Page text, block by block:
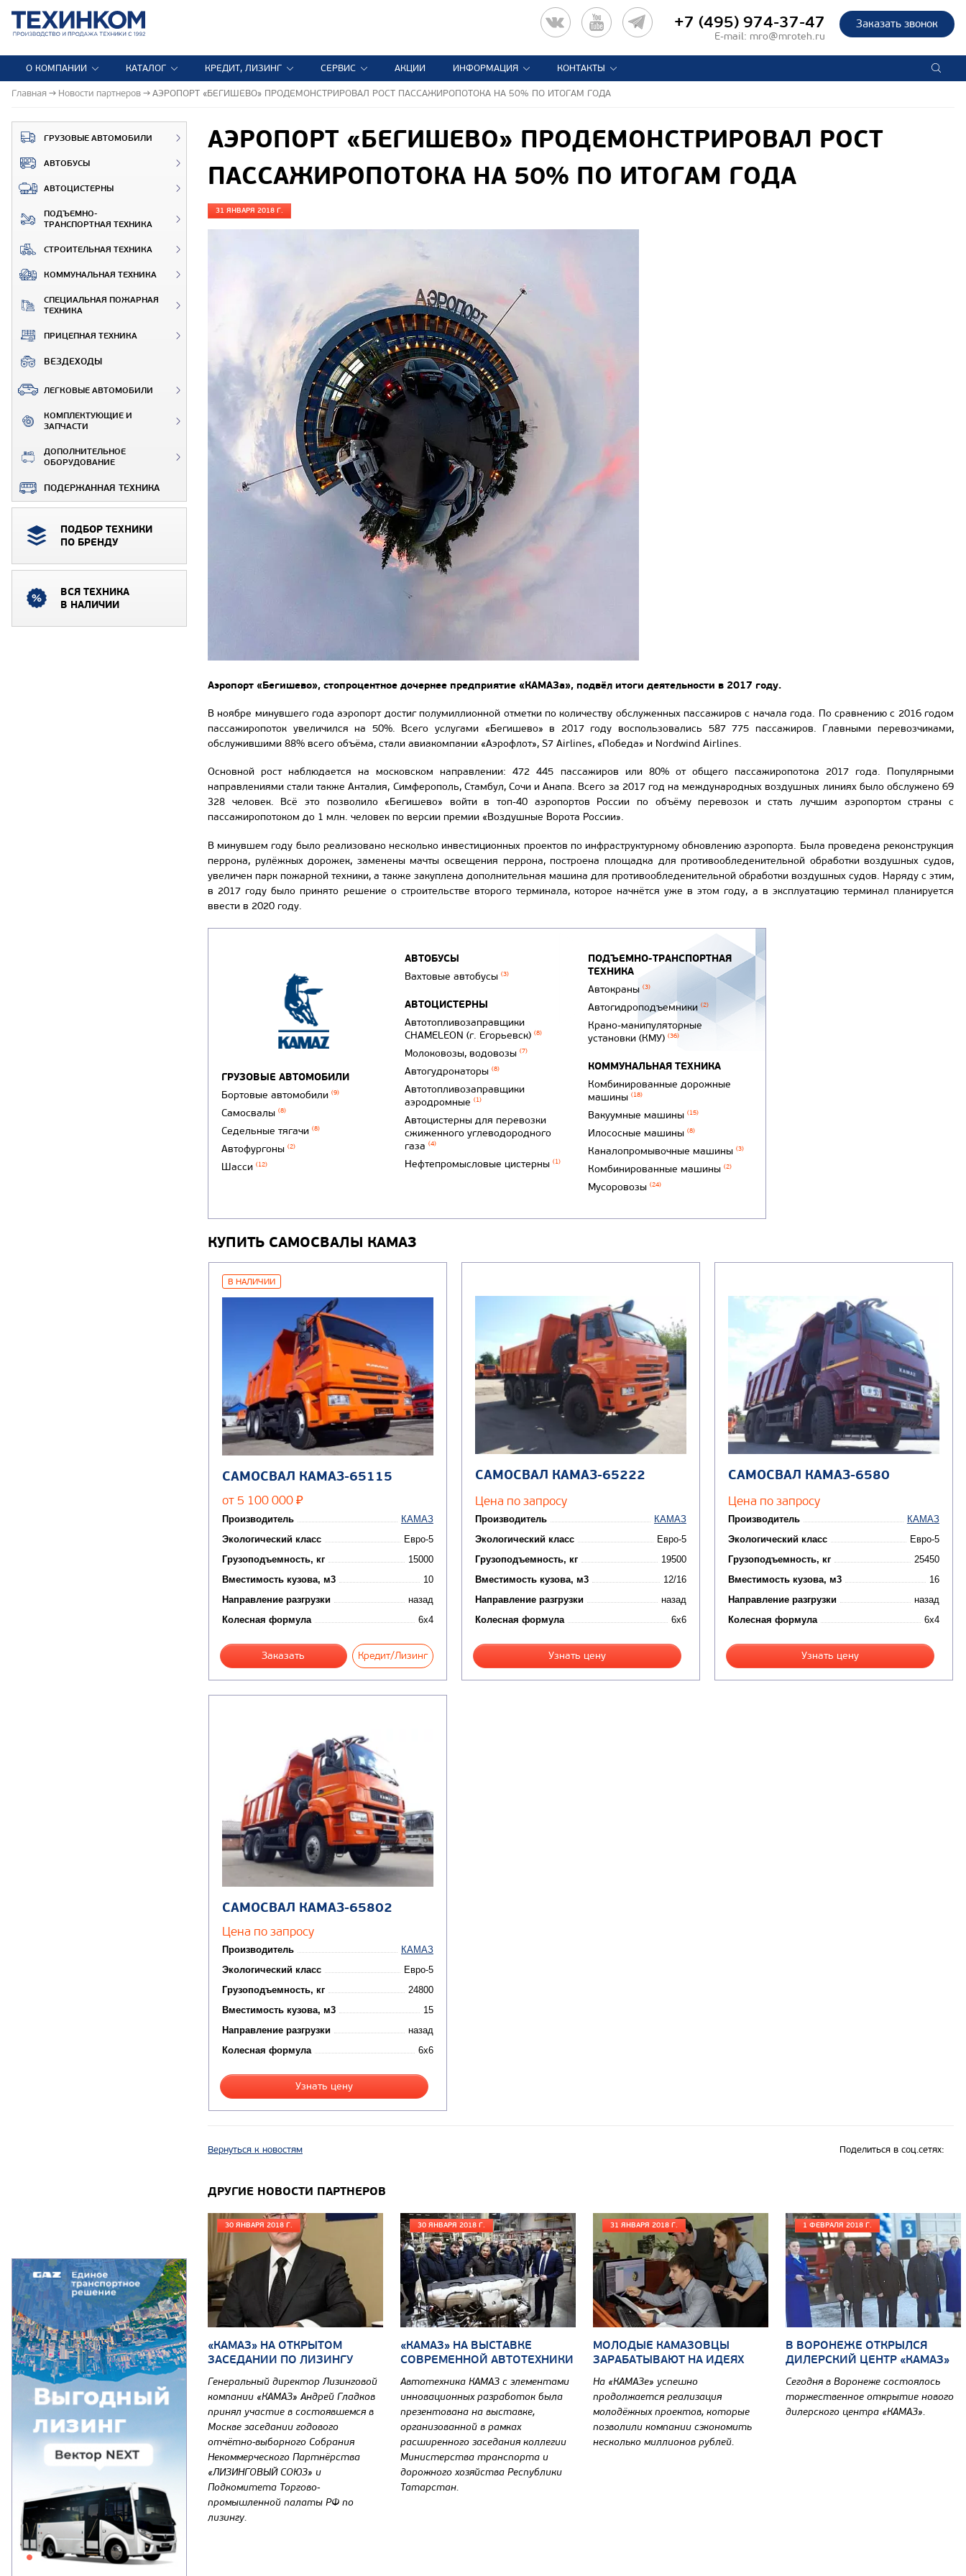
Заказать звонок
+7 (495) 974-37-47
E-mail: mro@mroteh.ru
О КОМПАНИИ КАТАЛОГ КРЕДИТ, ЛИЗИНГ СЕРВИС АКЦИИ ИНФОРМАЦИЯ КОНТАКТЫ
Главная Новости партнеров АЭРОПОРТ «БЕГИШЕВО» ПРОДЕМОНСТРИРОВАЛ РОСТ ПАССАЖИРОПОТОКА НА 50% ПО ИТОГАМ ГОДА
ГРУЗОВЫЕ АВТОМОБИЛИ
АВТОБУСЫ
АВТОЦИСТЕРНЫ
ПОДЪЕМНО-
ТРАНСПОРТНАЯ ТЕХНИКА
СТРОИТЕЛЬНАЯ ТЕХНИКА
КОММУНАЛЬНАЯ ТЕХНИКА
СПЕЦИАЛЬНАЯ ПОЖАРНАЯ
ТЕХНИКА
ПРИЦЕПНАЯ ТЕХНИКА
ВЕЗДЕХОДЫ
ЛЕГКОВЫЕ АВТОМОБИЛИ
КОМПЛЕКТУЮЩИЕ И
ЗАПЧАСТИ
ДОПОЛНИТЕЛЬНОЕ
ОБОРУДОВАНИЕ
ПОДЕРЖАННАЯ ТЕХНИКА
ПОДБОР ТЕХНИКИ
ПО БРЕНДУ
ВСЯ ТЕХНИКА
В НАЛИЧИИ
АЭРОПОРТ «БЕГИШЕВО» ПРОДЕМОНСТРИРОВАЛ РОСТ
ПАССАЖИРОПОТОКА НА 50% ПО ИТОГАМ ГОДА
31 ЯНВАРЯ 2018 Г.
Аэропорт «Бегишево», стопроцентное дочернее предприятие «КАМАЗа», подвёл итоги деятельности в 2017 году.
В ноябре минувшего года аэропорт достиг полумиллионной отметки по количеству обслуженных пассажиров с начала года. По сравнению с 2016 годом
пассажиропоток увеличился на 50%. Всего услугами «Бегишево» в 2017 году воспользовались 587 775 пассажиров. Главными перевозчиками,
обслужившими 88% всего объёма, стали авиакомпании «Аэрофлот», S7 Airlines, «Победа» и Nordwind Airlines.
Основной рост наблюдается на московском направлении: 472 445 пассажиров или 80% от общего пассажиропотока 2017 года. Популярными
направлениями стали также Анталия, Симферополь, Стамбул, Сочи и Анапа. Всего за 2017 год на международных воздушных линиях было обслужено 69
328 человек. Всё это позволило «Бегишево» войти в топ-40 аэропортов России по объёму перевозок и стать лучшим аэропортом страны с
пассажиропотоком до 1 млн. человек по версии премии «Воздушные Ворота России».
В минувшем году было реализовано несколько инвестиционных проектов по инфраструктурному обновлению аэропорта. Была проведена реконструкция
перрона, рулёжных дорожек, заменены мачты освещения перрона, построена площадка для противообледенительной обработки воздушных судов,
увеличен парк пожарной техники, а также закуплена дополнительная машина для противообледенительной обработки воздушных судов. Наряду с этим,
в 2017 году было принято решение о строительстве второго терминала, которое начнётся уже в этом году, а в эксплуатацию терминал планируется
ввести в 2020 году.
ГРУЗОВЫЕ АВТОМОБИЛИ
Бортовые автомобили (9)
Самосвалы (8)
Седельные тягачи (8)
Автофургоны (2)
Шасси (12)
АВТОБУСЫ
Вахтовые автобусы (3)
АВТОЦИСТЕРНЫ
Автотопливозаправщики
CHAMELEON (г. Егорьевск) (8)
Молоковозы, водовозы (7)
Автогудронаторы (8)
Автотопливозаправщики
аэродромные (1)
Автоцистерны для перевозки
сжиженного углеводородного
газа (4)
Нефтепромысловые цистерны (1)
ПОДЪЕМНО-ТРАНСПОРТНАЯ
ТЕХНИКА
Автокраны (3)
Автогидроподъемники (2)
Крано-манипуляторные
установки (КМУ) (36)
КОММУНАЛЬНАЯ ТЕХНИКА
Комбинированные дорожные
машины (18)
Вакуумные машины (15)
Илососные машины (8)
Каналопромывочные машины (3)
Комбинированные машины (2)
Мусоровозы (24)
КУПИТЬ САМОСВАЛЫ КАМАЗ
В НАЛИЧИИ
САМОСВАЛ КАМАЗ-65115
от 5 100 000 ₽
Производитель
КАМАЗ
Экологический класс
Евро-5
Грузоподъемность, кг
15000
Вместимость кузова, м3
10
Направление разгрузки
назад
Колесная формула
6x4
Заказать Кредит/Лизинг
САМОСВАЛ КАМАЗ-65222
Цена по запросу
Производитель
КАМАЗ
Экологический класс
Евро-5
Грузоподъемность, кг
19500
Вместимость кузова, м3
12/16
Направление разгрузки
назад
Колесная формула
6x6
Узнать цену
САМОСВАЛ КАМАЗ-6580
Цена по запросу
Производитель
КАМАЗ
Экологический класс
Евро-5
Грузоподъемность, кг
25450
Вместимость кузова, м3
16
Направление разгрузки
назад
Колесная формула
6x4
Узнать цену
САМОСВАЛ КАМАЗ-65802
Цена по запросу
Производитель
КАМАЗ
Экологический класс
Евро-5
Грузоподъемность, кг
24800
Вместимость кузова, м3
15
Направление разгрузки
назад
Колесная формула
6x6
Узнать цену
Вернуться к новостям Поделиться в соц.сетях:
ДРУГИЕ НОВОСТИ ПАРТНЕРОВ
30 ЯНВАРЯ 2018 Г.
«КАМАЗ» НА ОТКРЫТОМ
ЗАСЕДАНИИ ПО ЛИЗИНГУ
Генеральный директор Лизинговой
компании «КАМАЗ» Андрей Гладков
принял участие в состоявшемся в
Москве заседании годового
отчётно-выборного Собрания
Некоммерческого Партнёрства
«ЛИЗИНГОВЫЙ СОЮЗ» и
Подкомитета Торгово-
промышленной палаты РФ по
лизингу.
30 ЯНВАРЯ 2018 Г.
«КАМАЗ» НА ВЫСТАВКЕ
СОВРЕМЕННОЙ АВТОТЕХНИКИ
Автотехника КАМАЗ с элементами
инновационных разработок была
презентована на выставке,
организованной в рамках
расширенного заседания коллегии
Министерства транспорта и
дорожного хозяйства Республики
Татарстан.
31 ЯНВАРЯ 2018 Г.
МОЛОДЫЕ КАМАЗОВЦЫ
ЗАРАБАТЫВАЮТ НА ИДЕЯХ
На «КАМАЗе» успешно
продолжается реализация
молодёжных проектов, которые
позволили компании сэкономить
несколько миллионов рублей.
1 ФЕВРАЛЯ 2018 Г.
В ВОРОНЕЖЕ ОТКРЫЛСЯ
ДИЛЕРСКИЙ ЦЕНТР «КАМАЗ»
Сегодня в Воронеже состоялось
торжественное открытие нового
дилерского центра «КАМАЗ».